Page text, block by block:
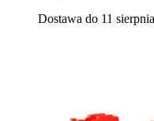
Dostawa do 11 sierpnia